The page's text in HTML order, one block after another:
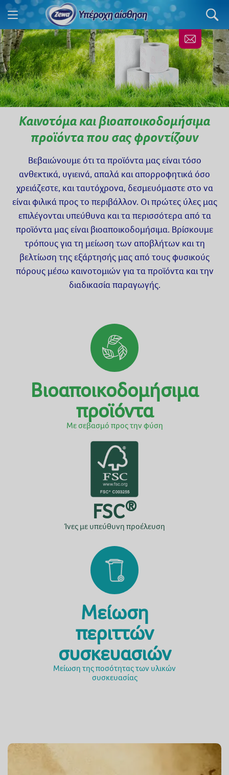
Καινοτόμα και βιοαποικοδομήσιμα
προϊόντα που σας φροντίζουν
Βεβαιώνουμε ότι τα προϊόντα μας είναι τόσο
ανθεκτικά, υγιεινά, απαλά και απορροφητικά όσο
χρειάζεστε, και ταυτόχρονα, δεσμευόμαστε στο να
είναι φιλικά προς το περιβάλλον. Οι πρώτες ύλες μας
επιλέγονται υπεύθυνα και τα περισσότερα από τα
προϊόντα μας είναι βιοαποικοδομήσιμα. Βρίσκουμε
τρόπους για τη μείωση των αποβλήτων και τη
βελτίωση της εξάρτησής μας από τους φυσικούς
πόρους μέσω καινοτομιών για τα προϊόντα και την
διαδικασία παραγωγής.
Βιοαποικοδομήσιμα
προϊόντα
Με σεβασμό προς την φύση
FSC®
Ίνες με υπεύθυνη προέλευση
Μείωση
περιττών
συσκευασιών
Μείωση της ποσότητας των υλικών
συσκευασίας